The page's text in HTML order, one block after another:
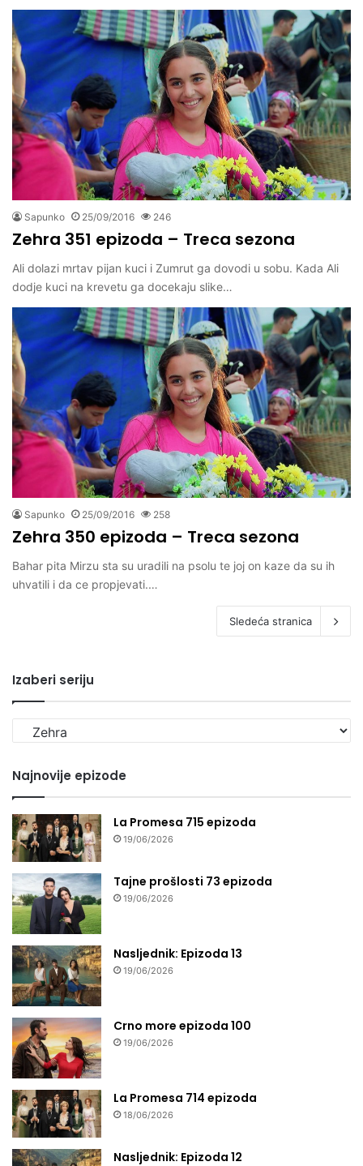
Sapunko 25/09/2016 246
Zehra 351 epizoda – Treca sezona
Ali dolazi mrtav pijan kuci i Zumrut ga dovodi u sobu. Kada Ali
dodje kuci na krevetu ga docekaju slike…
Sapunko 25/09/2016 258
Zehra 350 epizoda – Treca sezona
Bahar pita Mirzu sta su uradili na psolu te joj on kaze da su ih
uhvatili i da ce propjevati.…
Sledeća stranica
Izaberi seriju
Izaberi
seriju
Najnovije epizode
La Promesa 715 epizoda
19/06/2026
Tajne prošlosti 73 epizoda
19/06/2026
Nasljednik: Epizoda 13
19/06/2026
Crno more epizoda 100
19/06/2026
La Promesa 714 epizoda
18/06/2026
Nasljednik: Epizoda 12